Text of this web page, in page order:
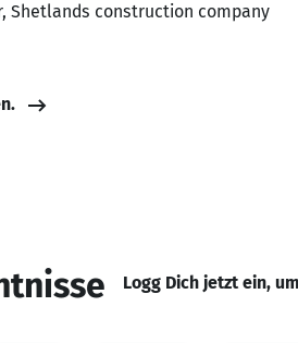
Shetlands construction company
Logg Dich jetzt ein,